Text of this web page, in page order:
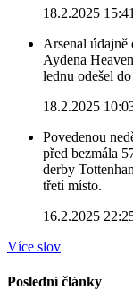
18.2.2025 15:41
Arsenal údajně
Aydena
lednu odešel
18.2.2025
Povedenou
před bezmála
derby
třetí místo.
16.2.2025
Více slov
Poslední články